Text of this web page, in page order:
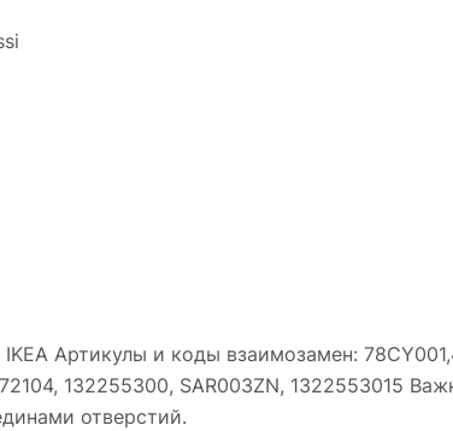
Артикулы и коды взаимозамен:
132255300, SAR003ZN, 1322553015
отверстий.